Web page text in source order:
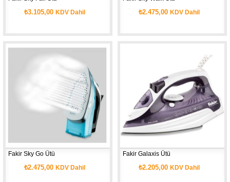
₺3.105,00 KDV Dahil ₺2.475,00 KDV Dahil
Fakir Sky Go Ütü
₺2.475,00 KDV Dahil
Fakir Galaxis Ütü
₺2.205,00 KDV Dahil